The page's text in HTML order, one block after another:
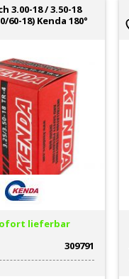
3.00-18 / 3.50-18
60-18) Kenda 180°
lieferbar
309791